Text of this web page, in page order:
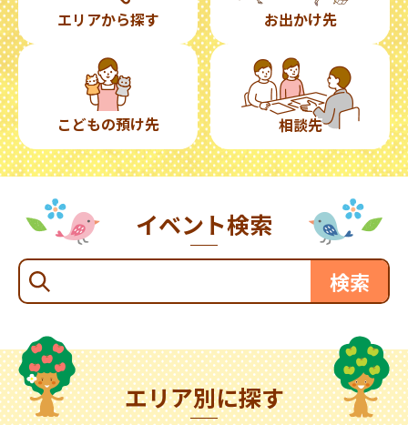
エリアから探す お出かけ先
こどもの預け先 相談先
イベント検索
エリア別に探す